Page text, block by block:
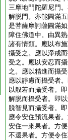
三摩地門陀羅尼門
解脱門。亦能圓滿
是菩薩摩訶薩圓滿
障住佛道中。由異
諸有情類。應以布
攝受之。應以淨戒
受之。應以安忍而
之。應以精進而攝
應以靜慮而攝受者
以般若而攝受者。
解脱而攝受者。即
脱智見而攝受者。
應令安住預流果者
安住一來果者。方
不還果者。方便令